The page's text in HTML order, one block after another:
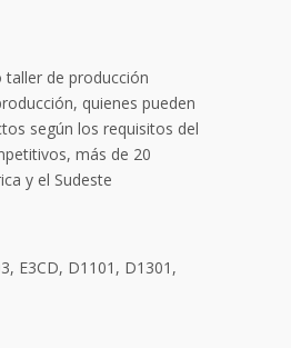
de producción
quienes pueden
según los requisitos del
más de 20
y el Sudeste
E3CD, D1101, D1301,